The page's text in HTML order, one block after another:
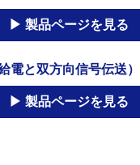
▶ 製品ページを見る
電と双方向信号伝送）
▶ 製品ページを見る